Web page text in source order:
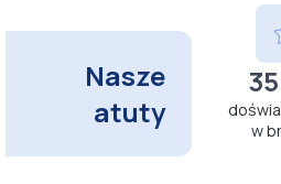
Nasze
atuty
w